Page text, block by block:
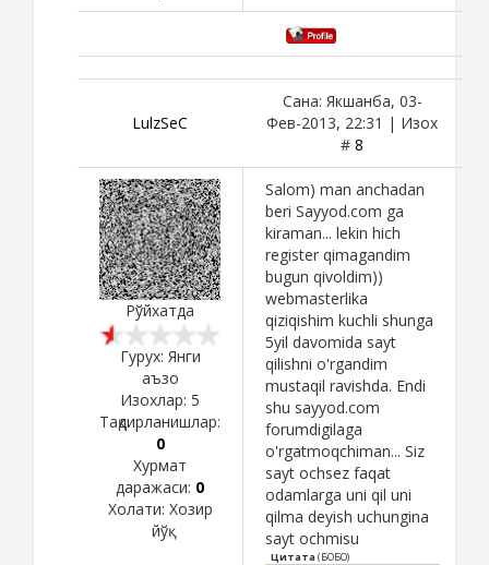
LulzSeC
Сана: Якшанба, 03-
Фев-2013, 22:31 | Изох
# 8
Рўйхатда
Гурух: Янги
аъзо
Изохлар: 5
Тақдирланишлар:
0
Хурмат
даражаси: 0
Холати: Хозир
йўқ
Salom) man anchadan
beri Sayyod.com ga
kiraman... lekin hich
register qimagandim
bugun qivoldim))
webmasterlika
qiziqishim kuchli shunga
5yil davomida sayt
qilishni o'rgandim
mustaqil ravishda. Endi
shu sayyod.com
forumdigilaga
o'rgatmoqchiman... Siz
sayt ochsez faqat
odamlarga uni qil uni
qilma deyish uchungina
sayt ochmisu
Цитата (БОБО)